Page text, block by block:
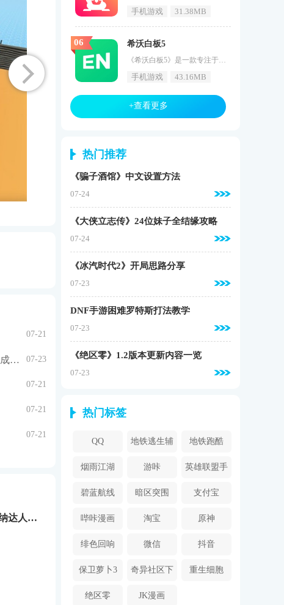
07-21
《原神》5.0培养攻略培养攻略 夏沃蕾一图流养成攻略 07-23
07-21
07-21
07-21
菜鸟模拟器收纳达人安卓版
手机游戏 31.38MB
希沃白板5
《希沃白板5》是一款专注于教学领域的软件，它具备多种教学模板、学科工具和教学资源供用户制作课件，并且支持移动授课和双屏同步等功能。该软件具备备课及授课模式一键切换、多种学科模式及创新教学工具、手机和电脑登录相同账号实现双屏同步、用手机拍摄照片上传到大屏以及调用手机摄像头实现直播等多种特色功能。希沃白板5手机版让老师们能够随时随地备授课，大大提高了教学效率。希沃白板5软件风格1、软件界面简洁，操作流程清晰，使用户能够快速上手并流畅地使用各项功能；2、软件的设计以用户为中心
手机游戏 43.16MB
06
+查看更多
热门推荐
《骗子酒馆》中文设置方法
07-24
《大侠立志传》24位妹子全结缘攻略
07-24
《冰汽时代2》开局思路分享
07-23
DNF手游困难罗特斯打法教学
07-23
《绝区零》1.2版本更新内容一览
07-23
热门标签
QQ 地铁逃生辅
助器
地铁跑酷
烟雨江湖 游咔 英雄联盟手
游
碧蓝航线 暗区突围 支付宝
哔咔漫画
2024
淘宝 原神
绯色回响 微信 抖音
保卫萝卜3 奇异社区下
载安装
重生细胞
绝区零 JK漫画